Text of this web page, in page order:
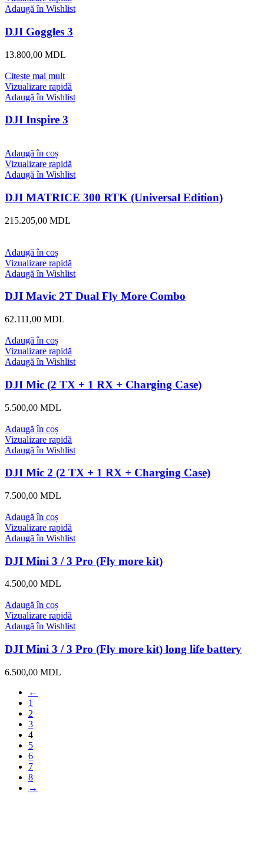
Adaugă în Wishlist
DJI Goggles 3
13.800,00 MDL
Citește mai mult
Vizualizare rapidă
Adaugă în Wishlist
DJI Inspire 3
Adaugă în coș
Vizualizare rapidă
Adaugă în Wishlist
DJI MATRICE 300 RTK (Universal Edition)
215.205,00 MDL
Adaugă în coș
Vizualizare rapidă
Adaugă în Wishlist
DJI Mavic 2T Dual Fly More Combo
62.111,00 MDL
Adaugă în coș
Vizualizare rapidă
Adaugă în Wishlist
DJI Mic (2 TX + 1 RX + Charging Case)
5.500,00 MDL
Adaugă în coș
Vizualizare rapidă
Adaugă în Wishlist
DJI Mic 2 (2 TX + 1 RX + Charging Case)
7.500,00 MDL
Adaugă în coș
Vizualizare rapidă
Adaugă în Wishlist
DJI Mini 3 / 3 Pro (Fly more kit)
4.500,00 MDL
Adaugă în coș
Vizualizare rapidă
Adaugă în Wishlist
DJI Mini 3 / 3 Pro (Fly more kit) long life battery
6.500,00 MDL
←
1
2
3
4
5
6
7
8
→